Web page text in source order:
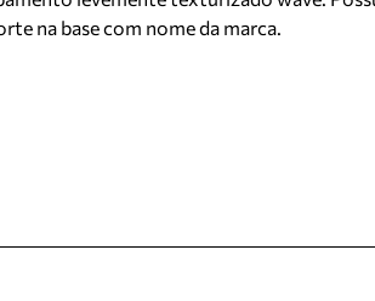
na base com nome da marca.